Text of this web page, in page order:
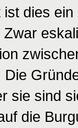
dies
Die
sie sind
die